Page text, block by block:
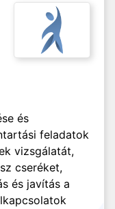
és
feladatok
vizsgálatát,
cseréket,
és javítás a